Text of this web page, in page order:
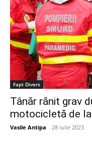
Fapt Divers
Tânăr rănit grav
motocicletă de
Vasile Antipa - 28 iulie 2023